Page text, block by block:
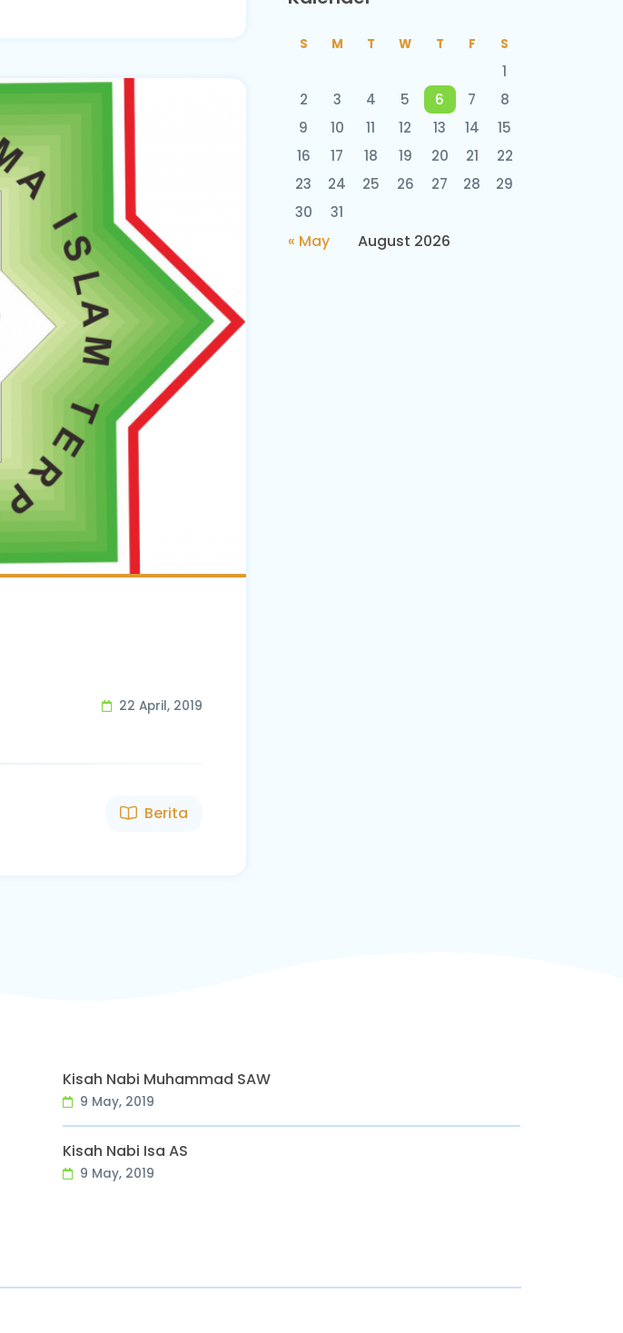
22 April, 2019
Berita
August 2026
S M T W T F S
1
2
3 4 5 6 7
8
9
10 11 12 13 14
15
16
17 18 19 20 21
22
23
24 25 26 27 28
29
30
31
« May
Kisah Nabi Muhammad SAW
9 May, 2019
Kisah Nabi Isa AS
9 May, 2019